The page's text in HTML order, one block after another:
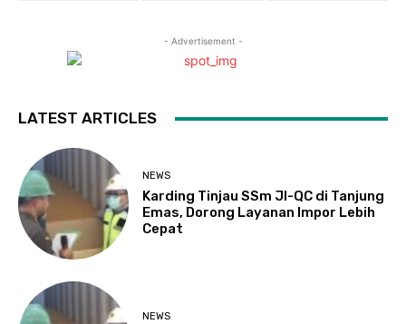
- Advertisement -
LATEST ARTICLES
NEWS
Karding Tinjau SSm JI-QC di Tanjung
Emas, Dorong Layanan Impor Lebih
Cepat
NEWS